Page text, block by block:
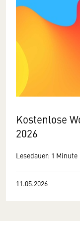
Kostenlose
2026
Lesedauer: 1 Minute
11.05.2026